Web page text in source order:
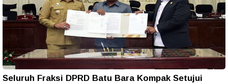
Seluruh Fraksi DPRD Batu Bara Kompak Setujui